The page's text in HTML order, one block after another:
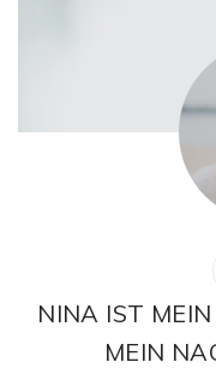
NINA IST
MEIN